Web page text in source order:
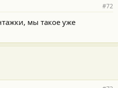
#72
мы такое уже